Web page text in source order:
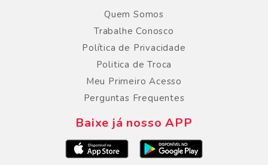
Quem Somos
Trabalhe Conosco
Política de Privacidade
Politica de Troca
Meu Primeiro Acesso
Perguntas Frequentes
Baixe já nosso APP